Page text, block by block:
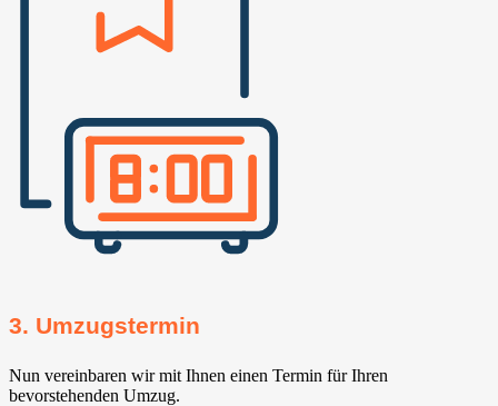
3. Umzugstermin
Nun vereinbaren wir mit Ihnen einen Termin für Ihren
bevorstehenden Umzug.